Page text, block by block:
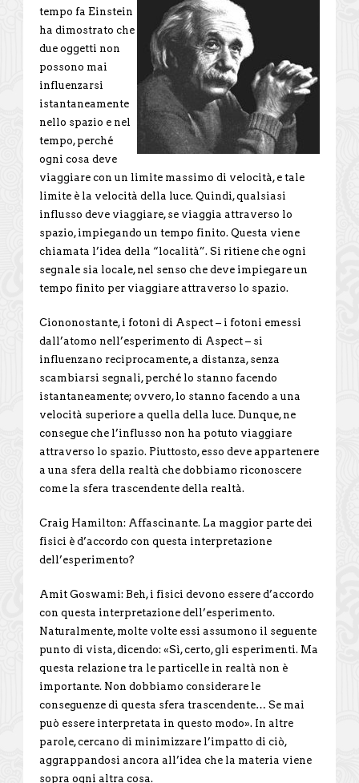
tempo fa Einstein
ha dimostrato che
due oggetti non
possono mai
influenzarsi
istantaneamente
nello spazio e nel
tempo, perché
ogni cosa deve
viaggiare con un limite massimo di velocità, e tale
limite è la velocità della luce. Quindi, qualsiasi
influsso deve viaggiare, se viaggia attraverso lo
spazio, impiegando un tempo finito. Questa viene
chiamata l’idea della “località”. Si ritiene che ogni
segnale sia locale, nel senso che deve impiegare un
tempo finito per viaggiare attraverso lo spazio.
Ciononostante, i fotoni di Aspect – i fotoni emessi
dall’atomo nell’esperimento di Aspect – si
influenzano reciprocamente, a distanza, senza
scambiarsi segnali, perché lo stanno facendo
istantaneamente; ovvero, lo stanno facendo a una
velocità superiore a quella della luce. Dunque, ne
consegue che l’influsso non ha potuto viaggiare
attraverso lo spazio. Piuttosto, esso deve appartenere
a una sfera della realtà che dobbiamo riconoscere
come la sfera trascendente della realtà.
Craig Hamilton: Affascinante. La maggior parte dei
fisici è d’accordo con questa interpretazione
dell’esperimento?
Amit Goswami: Beh, i fisici devono essere d’accordo
con questa interpretazione dell’esperimento.
Naturalmente, molte volte essi assumono il seguente
punto di vista, dicendo: «Sì, certo, gli esperimenti. Ma
questa relazione tra le particelle in realtà non è
importante. Non dobbiamo considerare le
conseguenze di questa sfera trascendente… Se mai
può essere interpretata in questo modo». In altre
parole, cercano di minimizzare l’impatto di ciò,
aggrappandosi ancora all’idea che la materia viene
sopra ogni altra cosa.